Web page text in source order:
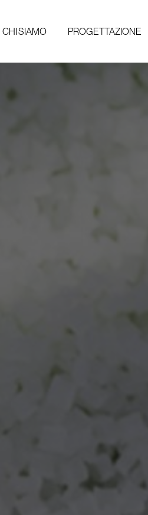
CHI SIAMO PROGETTAZIONE